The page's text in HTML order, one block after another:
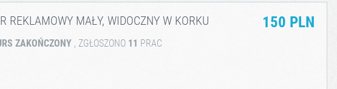
REKLAMOWY MAŁY, WIDOCZNY W KORKU
ZAKOŃCZONY , ZGŁOSZONO 11 PRAC
150 PLN